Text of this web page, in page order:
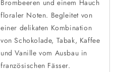
Brombeeren und einem Hauch
floraler Noten. Begleitet von
einer delikaten Kombination
von Schokolade, Tabak, Kaffee
und Vanille vom Ausbau in
französischen Fässer.